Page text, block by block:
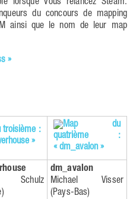
du concours de mapping
ainsi que le nom de leur map
Schulz
dm_avalon
Michael Visser
(Pays-Bas)